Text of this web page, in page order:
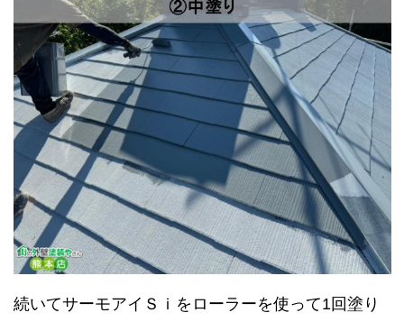
続いてサーモアイＳｉをローラーを使って1回塗り